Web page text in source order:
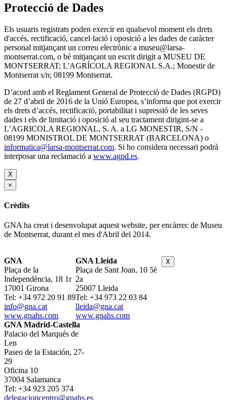
Protecció de Dades
Els usuaris registrats poden exercir en qualsevol moment els drets
d'accés, rectificació, cancel·lació i oposició a les dades de caràcter
personal mitjançant un correu electrònic a museu@larsa-
montserrat.com, o bé mitjançant un escrit dirigit a MUSEU DE
MONTSERRAT; L'AGRÍCOLA REGIONAL S.A.; Monestir de
Montserrat s/n; 08199 Montserrat.
D’acord amb el Reglament General de Protecció de Dades (RGPD)
de 27 d’abril de 2016 de la Unió Europea, s’informa que pot exercir
els drets d’accés, rectificació, portabilitat i supressió de les seves
dades i els de limitació i oposició al seu tractament dirigint-se a
L’AGRICOLA REGIONAL, S. A. a LG MONESTIR, S/N -
08199 MONISTROL DE MONTSERRAT (BARCELONA) o
informatica@larsa-montserrat.com. Si ho considera necessari podrà
interposar una reclamació a www.agpd.es.
X
×
Crèdits
GNA ha creat i desenvolupat aquest website, per encàrrec de Museu
de Montserrat, durant el mes d'Abril del 2014.
GNA
Plaça de la
Independència, 18 1r
17001 Girona
Tel: +34 972 20 91 89
info@gna.cat
www.gnahs.com
GNA Lleida
Plaça de Sant Joan, 10 5è
2a
25007 Lleida
Tel: +34 973 22 03 84
lleida@gna.cat
www.gnahs.com
GNA Madrid-Castella
Palacio del Marqués de
Len
Paseo de la Estación, 27-
29
Oficina 10
37004 Salamanca
Tel: +34 923 205 374
delegacioncentro@gnahs.es
X